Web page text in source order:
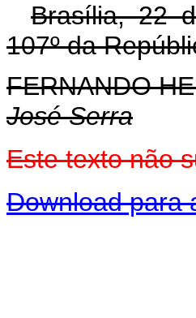
Brasília, 22
107º da
FERNANDO
José Serra
Este texto não
Download para